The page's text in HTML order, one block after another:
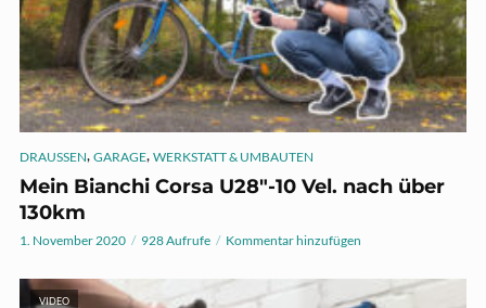
DRAUSSEN, GARAGE, WERKSTATT & UMBAUTEN
Mein Bianchi Corsa U28″-10 Vel. nach über
130km
1. November 2020 928 Aufrufe Kommentar hinzufügen
VIDEO